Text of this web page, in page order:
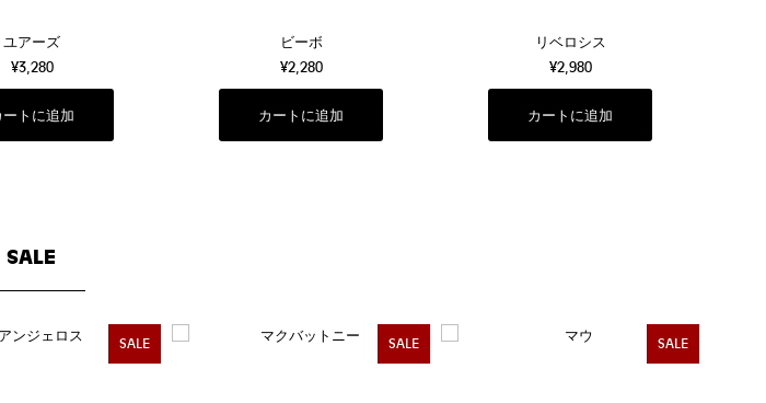
ユアーズ
¥3,280
ビーボ
¥2,280
リベロシス
¥2,980
SALE
SALE SALE SALE